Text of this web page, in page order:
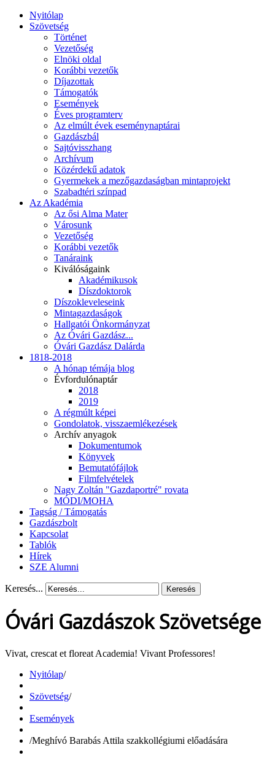
Nyitólap
Szövetség
Történet
Vezetőség
Elnöki oldal
Korábbi vezetők
Díjazottak
Támogatók
Események
Éves programterv
Az elmúlt évek eseménynaptárai
Gazdászbál
Sajtóvisszhang
Archívum
Közérdekű adatok
Gyermekek a mezőgazdaságban mintaprojekt
Szabadtéri színpad
Az Akadémia
Az ősi Alma Mater
Városunk
Vezetőség
Korábbi vezetők
Tanáraink
Kiválóságaink
Akadémikusok
Díszdoktorok
Díszokleveleseink
Mintagazdaságok
Hallgatói Önkormányzat
Az Óvári Gazdász...
Óvári Gazdász Dalárda
1818-2018
A hónap témája blog
Évfordulónaptár
2018
2019
A régmúlt képei
Gondolatok, visszaemlékezések
Archív anyagok
Dokumentumok
Könyvek
Bemutatófájlok
Filmfelvételek
Nagy Zoltán "Gazdaportré" rovata
MÓDI/MOHA
Tagság / Támogatás
Gazdászbolt
Kapcsolat
Tablók
Hírek
SZE Alumni
Keresés... Keresés
Óvári Gazdászok Szövetsége
Vivat, crescat et floreat Academia! Vivant Professores!
Nyitólap/
Szövetség/
Események
/Meghívó Barabás Attila szakkollégiumi előadására